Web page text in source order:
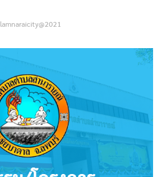
lamnaraicity@2021